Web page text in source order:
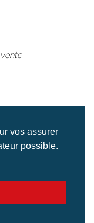
vos assurer
possible.
2024
banque d'images
et cinéma |